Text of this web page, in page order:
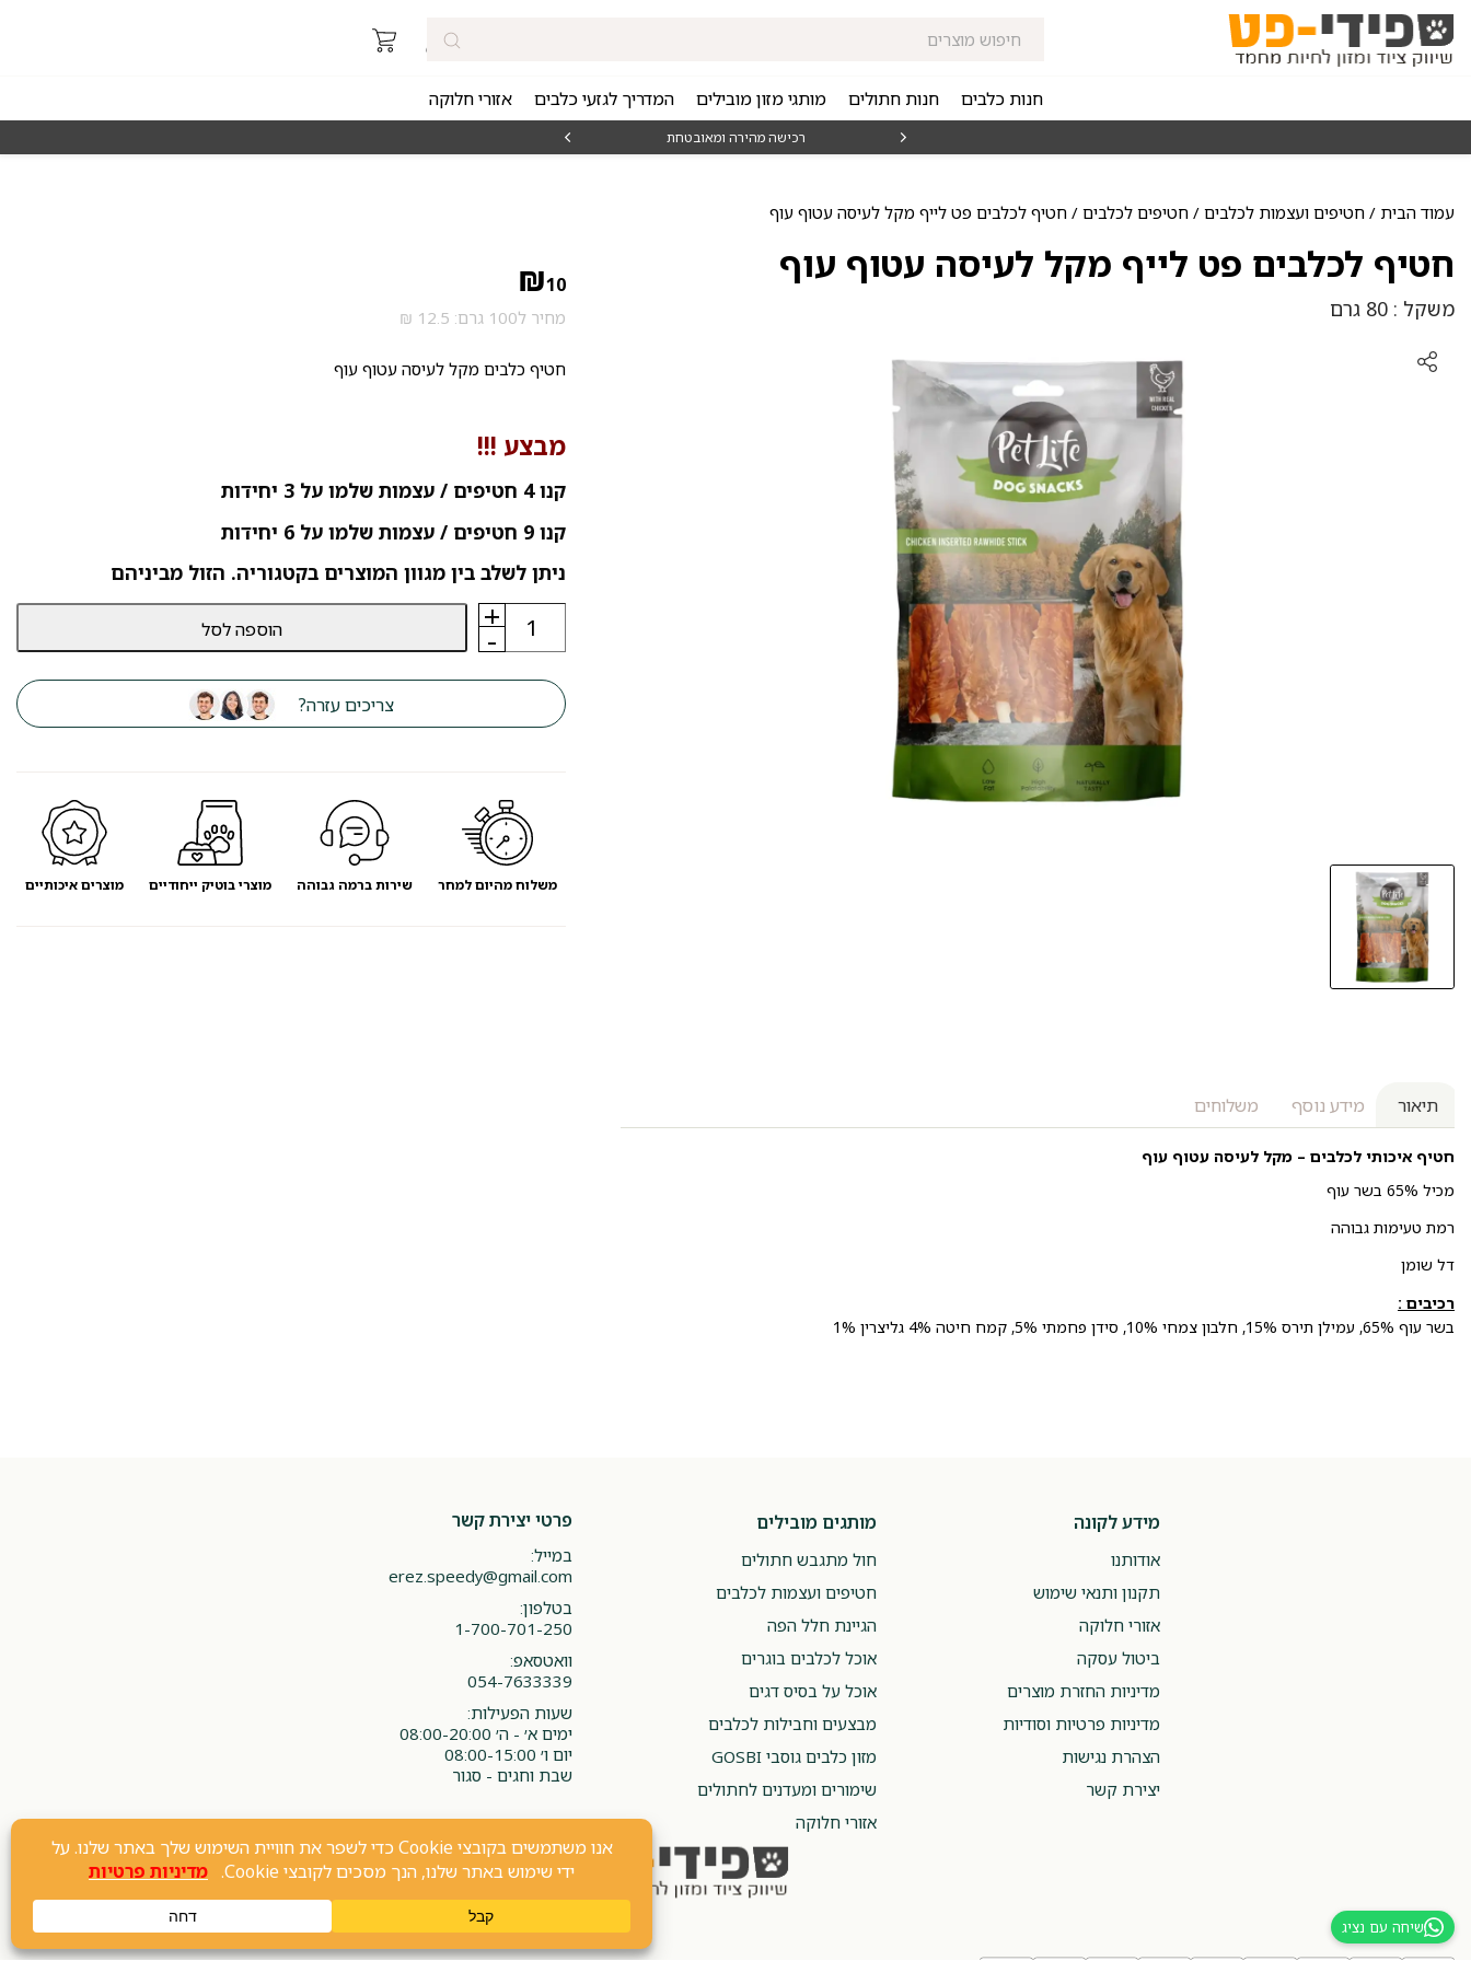
חנות כלבים חנות חתולים מותגי מזון מובילים המדריך לגזעי כלבים אזורי חלוקה
רכישה מהירה ומאובטחת
עמוד הבית / חטיפים ועצמות לכלבים / חטיפים לכלבים / חטיף לכלבים פט לייף מקל לעיסה עטוף עוף
חטיף לכלבים פט לייף מקל לעיסה עטוף עוף
משקל : 80 גרם
תיאור מידע נוסף משלוחים
חטיף איכותי לכלבים – מקל לעיסה עטוף עוף
מכיל 65% בשר עוף
רמת טעימות גבוהה
דל שומן
רכיבים :
בשר עוף 65%, עמילן תירס 15%, חלבון צמחי 10%, סידן פחמתי 5%, קמח חיטה 4% גליצרין 1%
₪10
מחיר ל100 גרם: 12.5 ₪
חטיף כלבים מקל לעיסה עטוף עוף
מבצע !!!
קנו 4 חטיפים / עצמות שלמו על 3 יחידות
קנו 9 חטיפים / עצמות שלמו על 6 יחידות
ניתן לשלב בין מגוון המוצרים בקטגוריה. הזול מביניהם
-
כמות
חטיף
פט
לייף
מקל
+ הוספה לסל
צריכים עזרה?
משלוח מהיום למחר שירות ברמה גבוהה מוצרי בוטיק ייחודיים מוצרים איכותיים
מידע לקונה
אודותנו
תקנון ותנאי שימוש
אזורי חלוקה
ביטול עסקה
מדיניות החזרת מוצרים
מדיניות פרטיות וסודיות
הצהרת נגישות
יצירת קשר
מותגים מובילים
חול מתגבש חתולים
חטיפים ועצמות לכלבים
הגיינת חלל הפה
אוכל לכלבים בוגרים
אוכל על בסיס דגים
מבצעים וחבילות לכלבים
מזון כלבים גוסבי GOSBI
שימורים ומעדנים לחתולים
אזורי חלוקה
פרטי יצירת קשר
במייל:
erez.speedy@gmail.com
בטלפון:
1-700-701-250
וואטסאפ:
054-7633339
שעות הפעילות:
ימים א׳ - ה׳ 08:00-20:00
יום ו׳ 08:00-15:00
שבת וחגים - סגור
שיחה עם נציג